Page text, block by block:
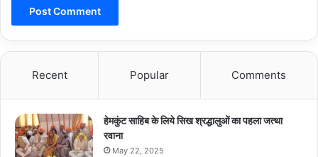
Recent Popular Comments
हेमकुंट साहिब के लिये सिख श्रद्धालुओं का पहला जत्था
रवाना
May 22, 2025